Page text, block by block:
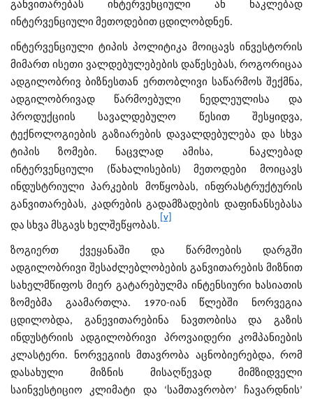
განვითარებას ინტერვენციული ან ნაკლებად
ინტერვენციული მეთოდებით ცდილობდნენ.
ინტერვენციული ტიპის პოლიტიკა მოიცავს ინვესტორის
მიმართ ისეთი ვალდებულებების დაწესებას, როგორიცაა
ადგილობრივ ბიზნესთან ერთობლივი საწარმოს შექმნა,
ადგილობრივად წარმოებული ნედლეულისა და
პროდუქციის სავალდებულო წესით შესყიდვა,
ტექნოლოგიების გაზიარების დავალდებულება და სხვა
ტიპის ზომები. ნაცვლად ამისა, ნაკლებად
ინტერვენციული (წახალისების) მეთოდები მოიცავს
ინდუსტრიული პარკების მოწყობას, ინფრასტრუქტურის
განვითარებას, კადრების გადამზადების დაფინანსებასა
და სხვა მსგავს ხელშეწყობას.
[v]
ზოგიერთ ქვეყანაში და წარმოების დარგში
ადგილობრივი შესაძლებლობების განვითარების მიზნით
სახელმწიფოს მიერ გატარებულმა ინტენსიური ხასიათის
ზომებმა გაამართლა. 1970-იან წლებში ნორვეგია
ცდილობდა, განევითარებინა ნავთობისა და გაზის
ინდუსტრიის ადგილობრივი პროვაიდერი კომპანიების
კლასტერი. ნორვეგიის მთავრობა აცნობიერებდა, რომ
დასახული მიზნის მისაღწევად მიმზიდველი
საინვესტიციო კლიმატი და ‘სამთავრობო’ ჩავარდნის’